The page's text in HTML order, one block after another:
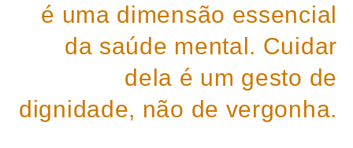
é uma dimensão essencial
da saúde mental. Cuidar
dela é um gesto de
dignidade, não de vergonha.